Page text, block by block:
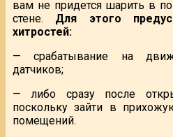
вам не придется шарить в
стене. Для этого
хитростей:
— срабатывание на
датчиков;
— либо сразу после
поскольку зайти в
помещений.